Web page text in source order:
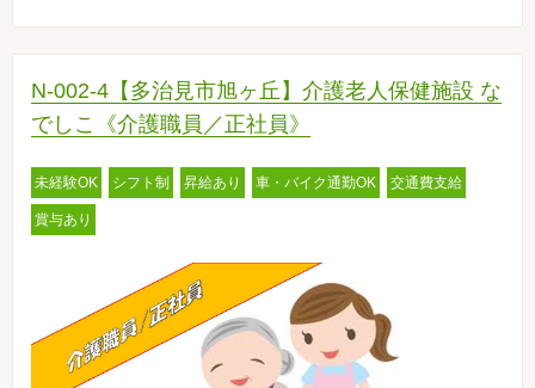
N-002-4【多治見市旭ヶ丘】介護老人保健施設 な
でしこ《介護職員／正社員》
未経験OK シフト制 昇給あり 車・バイク通勤OK 交通費支給
賞与あり